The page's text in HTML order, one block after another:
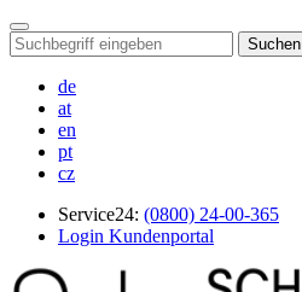
Suchen
de
at
en
pt
cz
Service24: (0800) 24-00-365
Login Kundenportal